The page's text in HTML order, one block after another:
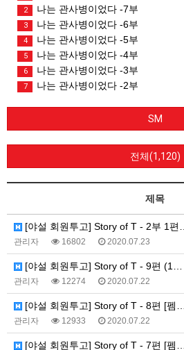
2 나는 관사병이었다 -7부
3 나는 관사병이었다 -6부
4 나는 관사병이었다 -5부
5 나는 관사병이었다 -4부
6 나는 관사병이었다 -3부
7 나는 관사병이었다 -2부
SM
전체(1,120)
제목
[야설 회원투고] Story of T - 2부 1편…
관리자 16802 2020.07.23
[야설 회원투고] Story of T - 9편 (1…
관리자 12274 2020.07.22
[야설 회원투고] Story of T - 8편 [펨…
관리자 12933 2020.07.22
[야설 회원투고] Story of T - 7편 [펨…